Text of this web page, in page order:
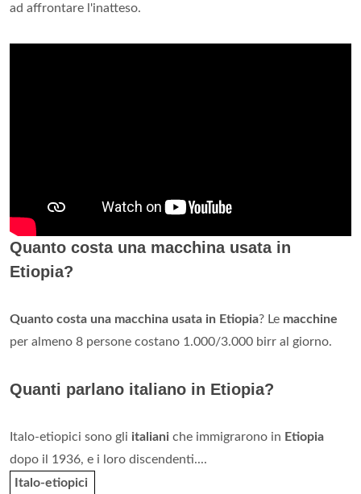
ad affrontare l'inatteso.
Quanto costa una macchina usata in
Etiopia?
Quanto costa una macchina usata in Etiopia? Le macchine
per almeno 8 persone costano 1.000/3.000 birr al giorno.
Quanti parlano italiano in Etiopia?
Italo-etiopici sono gli italiani che immigrarono in Etiopia
dopo il 1936, e i loro discendenti....
Italo-etiopici